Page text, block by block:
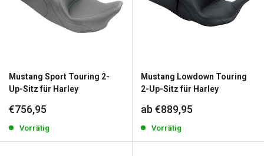
Mustang Sport Touring 2-
Up-Sitz für Harley
Sonderpreis
€756,95
Vorrätig
Mustang Lowdown Touring
2-Up-Sitz für Harley
Sonderpreis
ab €889,95
Vorrätig